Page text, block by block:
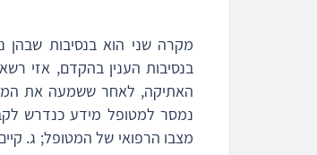
מקרה שני הוא בנסיבות שבהן
בנסיבות הענין בהקדם, אזי
האתיקה, לאחר ששמעה את
נמסר למטופל מידע כנדרש
מצבו הרפואי של המטופל; ג.